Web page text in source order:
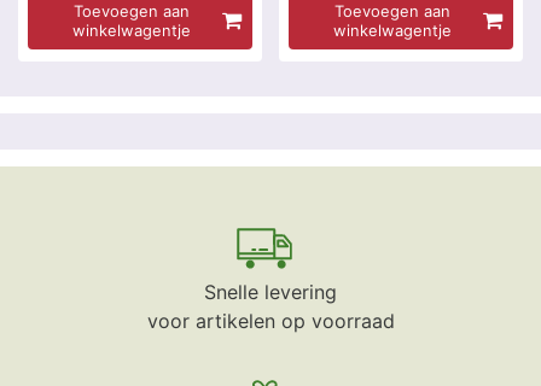
Toevoegen aan
winkelwagentje
Toevoegen aan
winkelwagentje
Snelle levering
voor artikelen op voorraad